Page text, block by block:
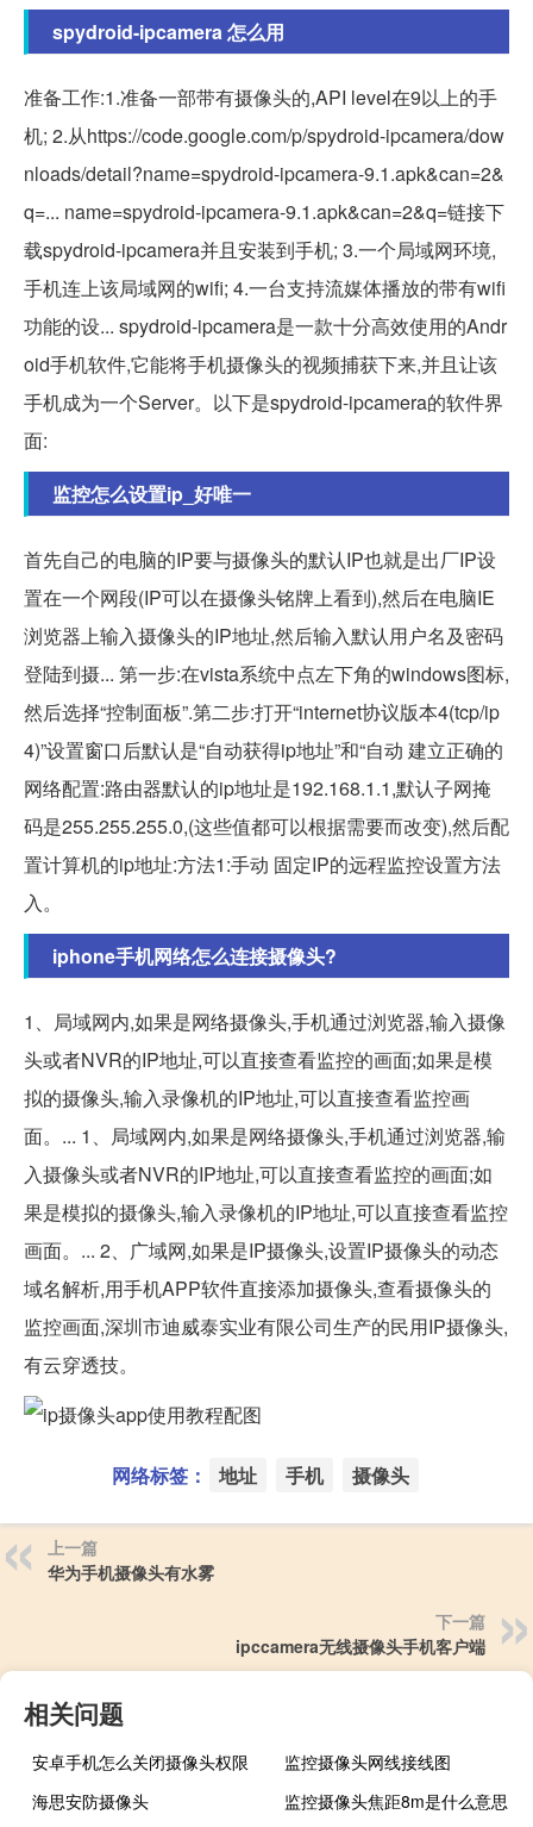
spydroid-ipcamera 怎么用
准备工作:1.准备一部带有摄像头的,API level在9以上的手
机; 2.从https://code.google.com/p/spydroid-ipcamera/dow
nloads/detail?name=spydroid-ipcamera-9.1.apk&can=2&
q=... name=spydroid-ipcamera-9.1.apk&can=2&q=链接下
载spydroid-ipcamera并且安装到手机; 3.一个局域网环境,
手机连上该局域网的wifi; 4.一台支持流媒体播放的带有wifi
功能的设... spydroid-ipcamera是一款十分高效使用的Andr
oid手机软件,它能将手机摄像头的视频捕获下来,并且让该
手机成为一个Server。以下是spydroid-ipcamera的软件界
面:
监控怎么设置ip_好唯一
首先自己的电脑的IP要与摄像头的默认IP也就是出厂IP设
置在一个网段(IP可以在摄像头铭牌上看到),然后在电脑IE
浏览器上输入摄像头的IP地址,然后输入默认用户名及密码
登陆到摄... 第一步:在vista系统中点左下角的windows图标,
然后选择“控制面板”.第二步:打开“internet协议版本4(tcp/ip
4)”设置窗口后默认是“自动获得ip地址”和“自动 建立正确的
网络配置:路由器默认的ip地址是192.168.1.1,默认子网掩
码是255.255.255.0,(这些值都可以根据需要而改变),然后配
置计算机的ip地址:方法1:手动 固定IP的远程监控设置方法
入。
iphone手机网络怎么连接摄像头?
1、局域网内,如果是网络摄像头,手机通过浏览器,输入摄像
头或者NVR的IP地址,可以直接查看监控的画面;如果是模
拟的摄像头,输入录像机的IP地址,可以直接查看监控画
面。... 1、局域网内,如果是网络摄像头,手机通过浏览器,输
入摄像头或者NVR的IP地址,可以直接查看监控的画面;如
果是模拟的摄像头,输入录像机的IP地址,可以直接查看监控
画面。... 2、广域网,如果是IP摄像头,设置IP摄像头的动态
域名解析,用手机APP软件直接添加摄像头,查看摄像头的
监控画面,深圳市迪威泰实业有限公司生产的民用IP摄像头,
有云穿透技。
网络标签： 地址 手机 摄像头
上一篇
华为手机摄像头有水雾
下一篇
ipccamera无线摄像头手机客户端
相关问题
安卓手机怎么关闭摄像头权限
监控摄像头网线接线图
海思安防摄像头
监控摄像头焦距8m是什么意思